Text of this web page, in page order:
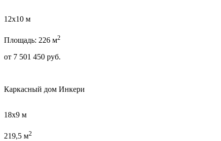
12х10 м
Площадь: 226 м2
от 7 501 450 руб.
Каркасный дом Инкери
18х9 м
219,5 м2